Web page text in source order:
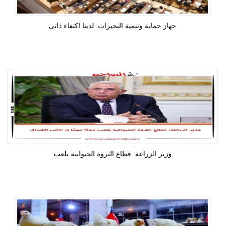
جهاز حماية وتنمية البحيرات: لدينا اكتفاء ذاتى
وزير الزراعة: قطاع الثروة الحيوانية يلعب